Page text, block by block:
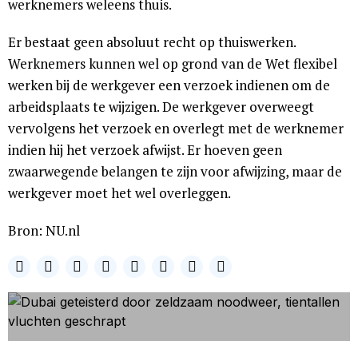
werknemers weleens thuis.
Er bestaat geen absoluut recht op thuiswerken.
Werknemers kunnen wel op grond van de Wet flexibel
werken bij de werkgever een verzoek indienen om de
arbeidsplaats te wijzigen. De werkgever overweegt
vervolgens het verzoek en overlegt met de werknemer
indien hij het verzoek afwijst. Er hoeven geen
zwaarwegende belangen te zijn voor afwijzing, maar de
werkgever moet het wel overleggen.
Bron: NU.nl